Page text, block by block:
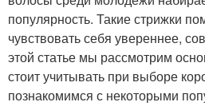
популярность. Такие стрижки
чувствовать себя увереннее,
этой статье мы рассмотрим
стоит учитывать при выборе
познакомимся с некоторыми